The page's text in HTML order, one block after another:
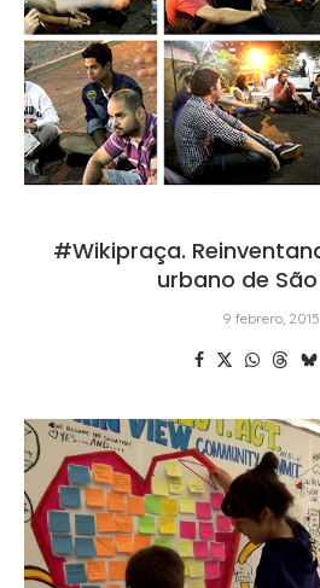
#Wikipraça.
urbano de
9 febrero, 2015